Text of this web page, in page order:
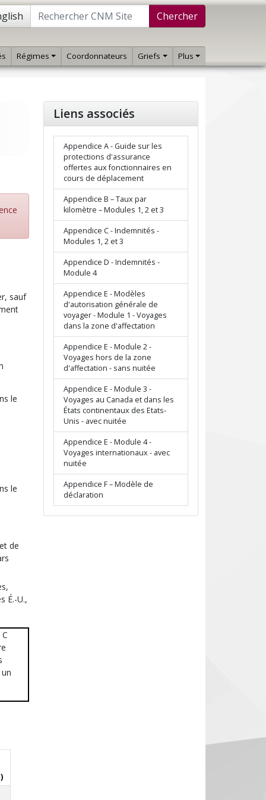
Chercher
Régimes Coordonnateurs Griefs Plus
sauf
le
le
de
É.-U.,
Liens associés
Appendice A - Guide sur les
protections d'assurance
offertes aux fonctionnaires en
cours de déplacement
Appendice B – Taux par
kilomètre – Modules 1, 2 et 3
Appendice C - Indemnités -
Modules 1, 2 et 3
Appendice D - Indemnités -
Module 4
Appendice E - Modèles
d'autorisation générale de
voyager - Module 1 - Voyages
dans la zone d'affectation
Appendice E - Module 2 -
Voyages hors de la zone
d'affectation - sans nuitée
Appendice E - Module 3 -
Voyages au Canada et dans les
États continentaux des Etats-
Unis - avec nuitée
Appendice E - Module 4 -
Voyages internationaux - avec
nuitée
Appendice F – Modèle de
déclaration